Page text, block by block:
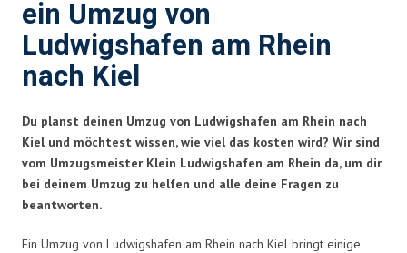
ein Umzug von
Ludwigshafen am Rhein
nach Kiel
Du planst deinen Umzug von Ludwigshafen am Rhein nach
Kiel und möchtest wissen, wie viel das kosten wird? Wir sind
vom Umzugsmeister Klein Ludwigshafen am Rhein da, um dir
bei deinem Umzug zu helfen und alle deine Fragen zu
beantworten.
Ein Umzug von Ludwigshafen am Rhein nach Kiel bringt einige